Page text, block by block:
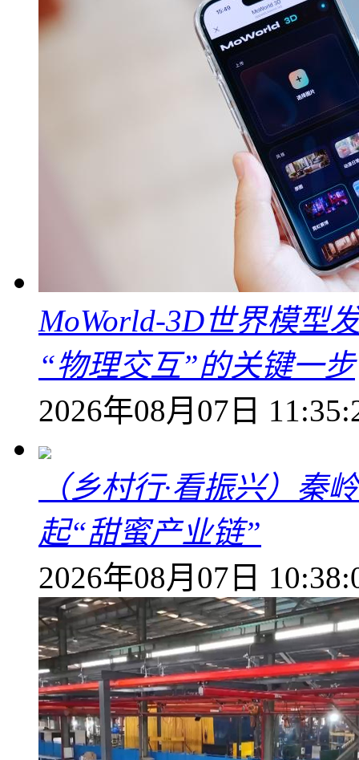
MoWorld-3D世界模型
“物理交互”的关键一步
2026年08月07日
（乡村行·看振兴）秦
起“甜蜜产业链”
2026年08月07日